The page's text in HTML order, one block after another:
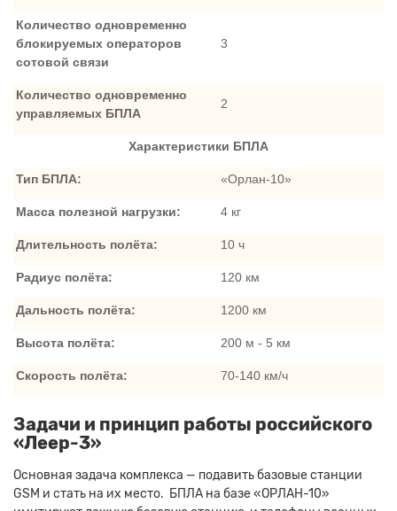
Количество одновременно
блокируемых операторов
сотовой связи
3
Количество одновременно
управляемых БПЛА
2
Характеристики БПЛА
Тип БПЛА: «Орлан-10»
Масса полезной нагрузки: 4 кг
Длительность полёта: 10 ч
Радиус полёта: 120 км
Дальность полёта: 1200 км
Высота полёта: 200 м - 5 км
Скорость полёта: 70-140 км/ч
Задачи и принцип работы российского
«Леер-3»
Основная задача комплекса — подавить базовые станции
GSM и стать на их место. БПЛА на базе «ОРЛАН-10»